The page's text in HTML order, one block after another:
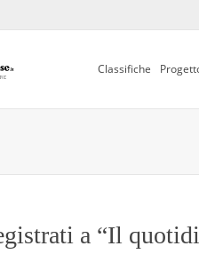
Classifiche
a “Il